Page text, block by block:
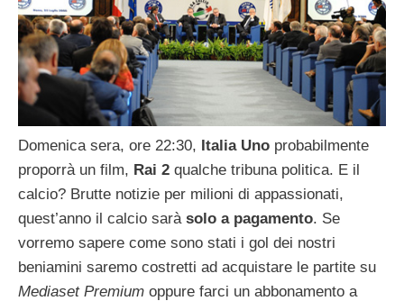
Domenica sera, ore 22:30, Italia Uno probabilmente
proporrà un film, Rai 2 qualche tribuna politica. E il
calcio? Brutte notizie per milioni di appassionati,
quest’anno il calcio sarà solo a pagamento. Se
vorremo sapere come sono stati i gol dei nostri
beniamini saremo costretti ad acquistare le partite su
Mediaset Premium oppure farci un abbonamento a